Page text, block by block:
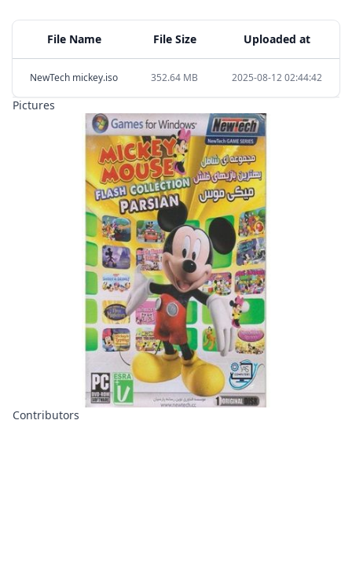
File Name File Size Uploaded at
NewTech mickey.iso 352.64 MB 2025-08-12 02:44:42
Pictures
Contributors